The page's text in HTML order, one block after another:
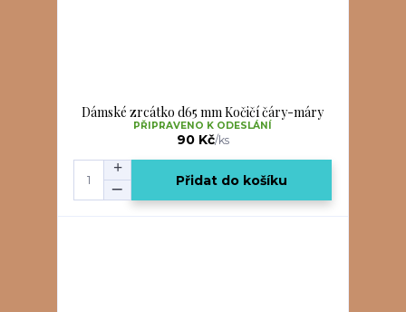
Dámské zrcátko d65 mm Kočičí čáry-máry
90 Kč/ks
PŘIPRAVENO K ODESLÁNÍ
Přidat do košíku